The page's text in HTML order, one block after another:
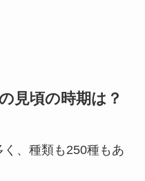
見頃の時期は？
、種類も250種もあ